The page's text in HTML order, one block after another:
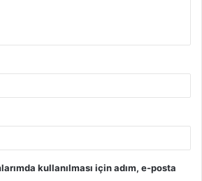
kullanılması için adım, e-posta